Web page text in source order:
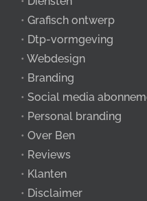
• Grafisch ontwerp
• Dtp-vormgeving
• Webdesign
• Branding
• Social media
• Personal branding
• Over Ben
• Reviews
• Klanten
• Disclaimer